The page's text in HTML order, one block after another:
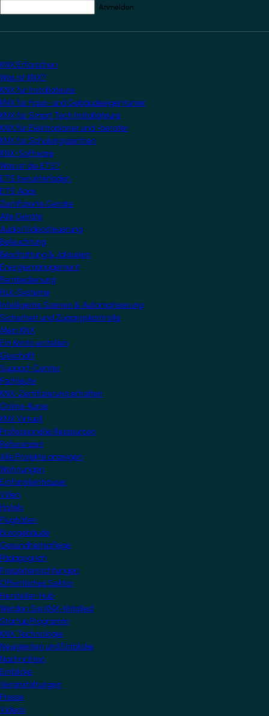
KNX Erforschen
Was ist KNX?
KNX für Installateure
KNX für Haus- und Gebäudeeigentümer
KNX für Smart Tech Installateure
KNX für Elektroplaner und -berater
KNX für Schulungszentren
KNX-Software
Was ist die ETS?
ETS herunterladen
ETS Apps
Zertifizierte Geräte
Alle Geräte
Audio/Videosteuerung
Beleuchtung
Beschattung & Jalousien
Energiemanagement
Fernbedienung
HLK-Systeme
Intelligente Szenen & Automatisierung
Sicherheit und Zugangskontrolle
Mein KNX
Ein Konto erstellen
Geschäft
Support-Center
Fachleute
KNX-Zertifizierung erhalten
Online-Kurse
KNX Virtuell
Professionelle Ressourcen
Referenzen
Alle Projekte anzeigen
Wohnungen
Einfamilienhäuser
Villen
Hotels
Flughäfen
Bürogebäude
Gesundheitspflege
Pädagogisch
Freizeiteinrichtungen
Öffentliches Sektor
Hersteller-Hub
Werden Sie KNX-Mitglied
Startup Programm
KNX Technologie
Neuigkeiten und Einblicke
Nachrichten
Einblicke
Veranstaltungen
Presse
Videos